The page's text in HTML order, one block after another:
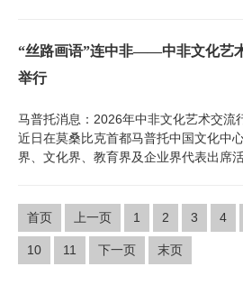
“丝路画语”连中非——中非文化艺
举行
马普托消息：2026年中非文化艺术交流
近日在莫桑比克首都马普托中国文化中
界、文化界、教育界及企业界代表出席
首页 上一页 1 2 3 4
10 11 下一页 末页